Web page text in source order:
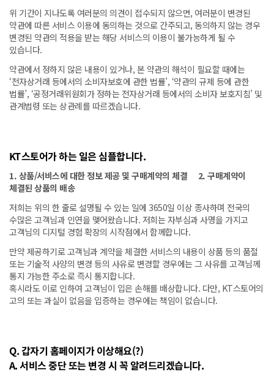
위 기간이 지나도록 여러분의 의견이 접수되지 않으면, 여러분이 변경된
약관에 따른 서비스 이용에 동의하는 것으로 간주되고, 동의하지 않는 경우
변경된 약관의 적용을 받는 해당 서비스의 이용이 불가능하게 될 수
있습니다.
약관에서 정하지 않은 내용이 있거나, 본 약관의 해석이 필요할 때에는
‘전자상거래 등에서의 소비자보호에 관한 법률’, ‘약관의 규제 등에 관한
법률’, ‘공정거래위원회가 정하는 전자상거래 등에서의 소비자 보호지침’ 및
관계법령 또는 상관례를 따르겠습니다.
KT스토어가 하는 일은 심플합니다.
1. 상품/서비스에 대한 정보 제공 및 구매계약의 체결 2. 구매계약이
체결된 상품의 배송
저희는 위의 한 줄로 설명될 수 있는 일에 3650일 이상 종사하며 전국의
수많은 고객님과 인연을 맺어왔습니다. 저희는 자부심과 사명을 가지고
고객님의 디지털 경험 확장의 시작점에서 함께합니다.
만약 제공하기로 고객님과 계약을 체결한 서비스의 내용이 상품 등의 품절
또는 기술적 사양의 변경 등의 사유로 변경할 경우에는 그 사유를 고객님께
통지 가능한 주소로 즉시 통지합니다.
혹시라도 이로 인하여 고객님이 입은 손해를 배상합니다. 다만, KT스토어의
고의 또는 과실이 없음을 입증하는 경우에는 책임이 없습니다.
Q. 갑자기 홈페이지가 이상해요(?)
A. 서비스 중단 또는 변경 시 꼭 알려드리겠습니다.